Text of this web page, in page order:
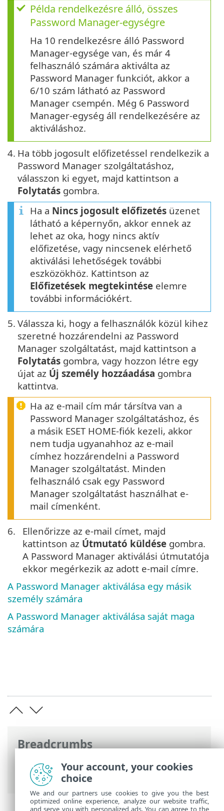
Breadcrumbs
ESET Online súgó>ESET Password
Manager
>Licenc aktiválása
Példa rendelkezésre álló, összes
Password Manager-egységre
Ha 10 rendelkezésre álló Password
Manager-egysége van, és már 4
felhasználó számára aktiválta az
Password Manager funkciót, akkor a
6/10 szám látható az Password
Manager csempén. Még 6 Password
Manager-egység áll rendelkezésére az
aktiváláshoz.
4. Ha több jogosult előfizetéssel rendelkezik a
Password Manager szolgáltatáshoz,
válasszon ki egyet, majd kattintson a
Folytatás gombra.
Ha a Nincs jogosult előfizetés üzenet
látható a képernyőn, akkor ennek az
lehet az oka, hogy nincs aktív
előfizetése, vagy nincsenek elérhető
aktiválási lehetőségek további
eszközökhöz. Kattintson az
Előfizetések megtekintése elemre
további információkért.
5. Válassza ki, hogy a felhasználók közül kihez
szeretné hozzárendelni az Password
Manager szolgáltatást, majd kattintson a
Folytatás gombra, vagy hozzon létre egy
újat az Új személy hozzáadása gombra
kattintva.
Ha az e-mail cím már társítva van a
Password Manager szolgáltatáshoz, és
a másik ESET HOME-fiók kezeli, akkor
nem tudja ugyanahhoz az e-mail
címhez hozzárendelni a Password
Manager szolgáltatást. Minden
felhasználó csak egy Password
Manager szolgáltatást használhat e-
mail címenként.
6.
Ellenőrizze az e-mail címet, majd
kattintson az Útmutató küldése gombra.
A Password Manager aktiválási útmutatója
ekkor megérkezik az adott e-mail címre.
A Password Manager aktiválása egy másik
személy számára
A Password Manager aktiválása saját maga
számára
Your account, your cookies
choice
We and our partners use cookies to give you the best
optimized online experience, analyze our website traffic,
and serve you with personalized ads. You can agree to the